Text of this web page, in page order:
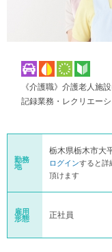
《介護職》介護老人施
記録業務・レクリエー
勤務
地
栃木県栃木市大
ログインすると詳
頂けます
雇用
形態
正社員